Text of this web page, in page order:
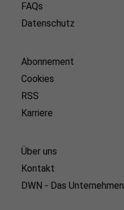
FAQs
Datenschutz
Abonnement
Cookies
RSS
Karriere
Über uns
Kontakt
DWN - Das Unternehmen